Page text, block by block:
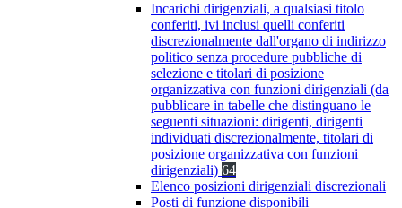
Incarichi dirigenziali, a qualsiasi titolo
conferiti, ivi inclusi quelli conferiti
discrezionalmente dall'organo di indirizzo
politico senza procedure pubbliche di
selezione e titolari di posizione
organizzativa con funzioni dirigenziali (da
pubblicare in tabelle che distinguano le
seguenti situazioni: dirigenti, dirigenti
individuati discrezionalmente, titolari di
posizione organizzativa con funzioni
dirigenziali) 64
Elenco posizioni dirigenziali discrezionali
Posti di funzione disponibili